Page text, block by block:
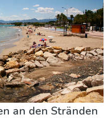
an den Stränden